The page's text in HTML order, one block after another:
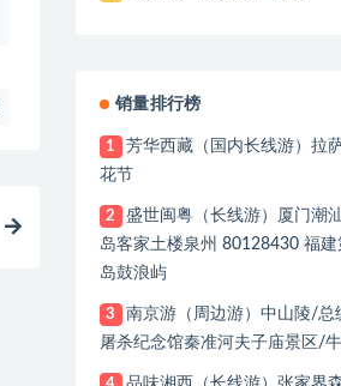
销量排行榜
1
芳华西藏（国内长线游）拉
花节
2
盛世闽粤（长线游）厦门潮
岛客家土楼泉州 80128430 福
岛鼓浪屿
3
南京游（周边游）中山陵/总
屠杀纪念馆秦准河夫子庙景区/